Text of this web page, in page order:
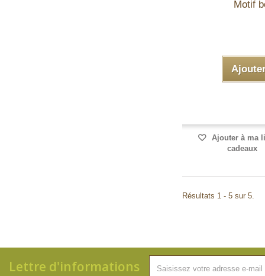
Motif
Ajouter à ma
cadeaux
Résultats 1 - 5 sur 5.
Lettre d'informations